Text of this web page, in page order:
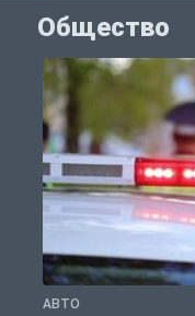
Общество
АВТО